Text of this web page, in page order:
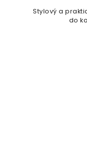
Stylový a
do